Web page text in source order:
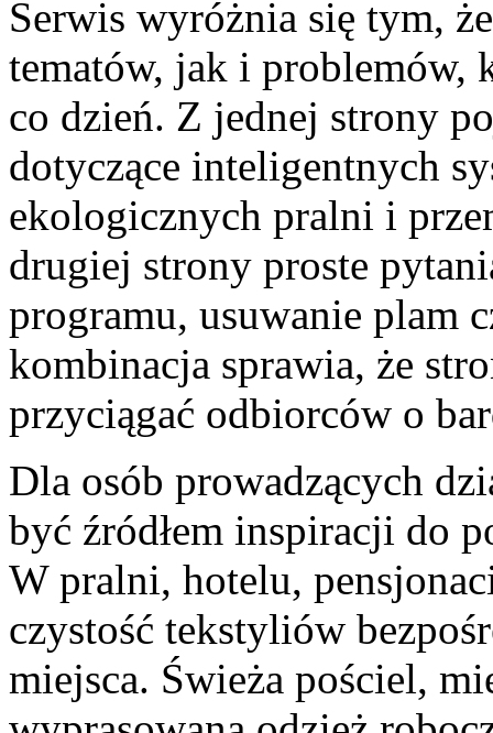
Serwis wyróżnia się tym,
tematów, jak i problemów,
co dzień. Z jednej strony
dotyczące inteligentnych
ekologicznych pralni i
drugiej strony proste
programu, usuwanie plam
kombinacja sprawia, że
przyciągać odbiorców o
Dla osób prowadzących
być źródłem inspiracji do
W pralni, hotelu,
czystość tekstyliów
miejsca. Świeża pościel,